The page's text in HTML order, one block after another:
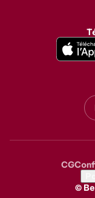
CG
©